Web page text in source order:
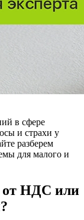
в сфере
и страхи у
разберем
для малого и
от НДС или